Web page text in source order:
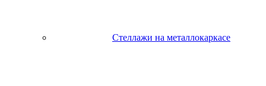
Стеллажи на металлокаркасе